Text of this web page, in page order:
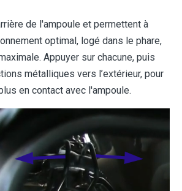
de l'ampoule et permettent à
optimal, logé dans le phare,
Appuyer sur chacune, puis
métalliques vers l’extérieur, pour
en contact avec l'ampoule.